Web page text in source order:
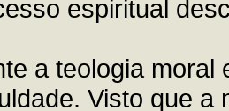
espiritual
a teologia
Visto que